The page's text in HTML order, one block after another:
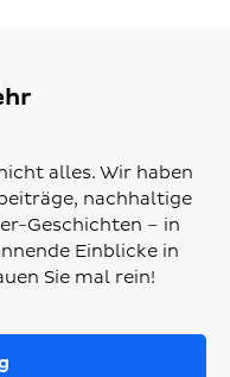
alles. Wir haben
nachhaltige
Geschichten – in
Einblicke in
Sie mal rein!